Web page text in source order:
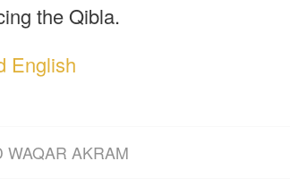
the Qibla.
English
WAQAR AKRAM